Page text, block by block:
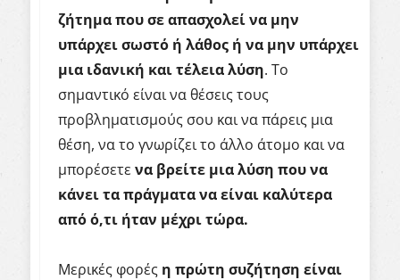
ζήτημα που σε απασχολεί να μην
υπάρχει σωστό ή λάθος ή να μην υπάρχει
μια ιδανική και τέλεια λύση. Το
σημαντικό είναι να θέσεις τους
προβληματισμούς σου και να πάρεις μια
θέση, να το γνωρίζει το άλλο άτομο και να
μπορέσετε να βρείτε μια λύση που να
κάνει τα πράγματα να είναι καλύτερα
από ό,τι ήταν μέχρι τώρα.
Μερικές φορές η πρώτη συζήτηση είναι